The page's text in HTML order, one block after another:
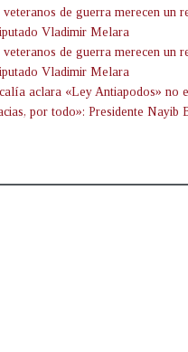
veteranos de guerra merecen un
Vladimir Melara
veteranos de guerra merecen un
Vladimir Melara
aclara «Ley Antiapodos» no
por todo»: Presidente Nayib